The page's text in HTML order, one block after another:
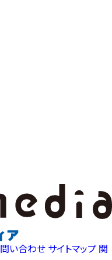
問い合わせ サイトマップ 関